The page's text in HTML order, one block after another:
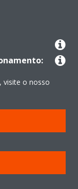
de Dados
visite o nosso